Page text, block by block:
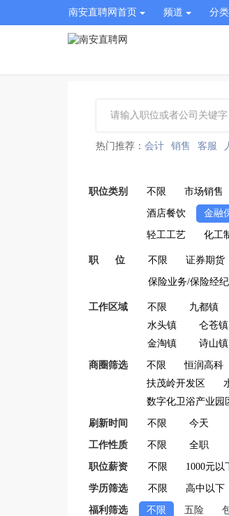
南安直聘网首页 频道 分类
热门推荐： 会计 销售 客服
职位类别 不限 市场销售
酒店餐饮 金融
轻工工艺 化工
职 位 不限 证券期货
保险业务/保险经
工作区域 不限 九都镇
水头镇
仑苍镇
金淘镇
诗山镇
商圈筛选 不限 恒润高科
扶茂岭开发区
数字化卫浴产业园
刷新时间 不限 今天
工作性质 不限 全职
职位薪资 不限 1000元以
学历筛选 不限 高中以下
福利筛选 不限 五险